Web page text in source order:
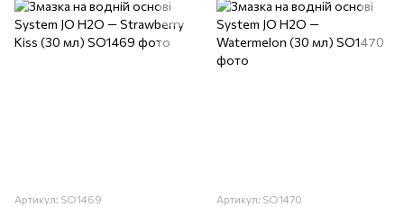
Артикул: SO1469 Артикул: SO1470